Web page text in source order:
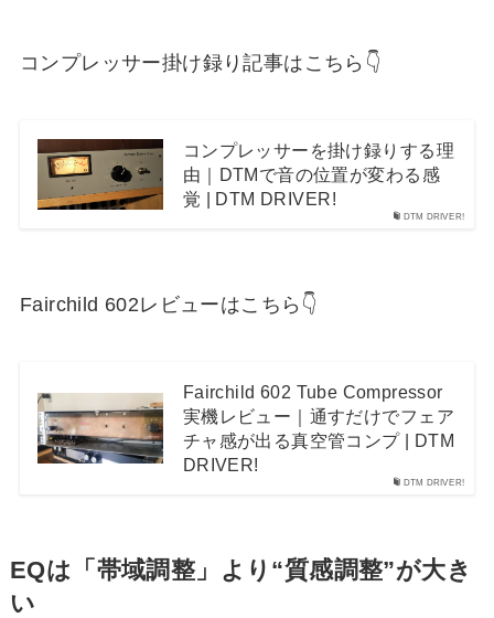
コンプレッサー掛け録り記事はこちら👇
DTM DRIVER!
コンプレッサーを掛け録りする理
由｜DTMで音の位置が変わる感
覚 | DTM DRIVER!
Fairchild 602レビューはこちら👇
DTM DRIVER!
Fairchild 602 Tube Compressor
実機レビュー｜通すだけでフェア
チャ感が出る真空管コンプ | DTM
DRIVER!
EQは「帯域調整」より“質感調整”が大き
い